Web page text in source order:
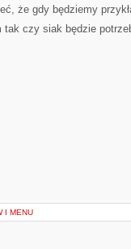
że gdy będziemy
tak czy siak będzie
I MENU